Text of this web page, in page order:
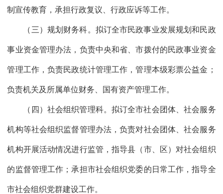
制宣传教育，承担行政复议、行政应诉等工作。
（三）规划财务科。拟订全市民政事业发展规划和民政
事业资金管理办法，负责中央和省、市拨付的民政事业资金
管理工作，负责民政统计管理工作，管理本级彩票公益金；
负责机关及所属单位财务、国有资产管理工作。
（四）社会组织管理科。拟订全市社会团体、社会服务
机构等社会组织监督管理办法，负责对社会团体、社会服务
机构开展活动情况进行监管，指导县（市、区）对社会组织
的监督管理工作；承担市社会组织党委的日常工作，指导全
市社会组织党群建设工作。